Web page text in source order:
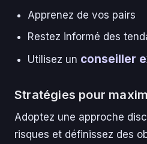
Apprenez de vos pairs
Restez informé des
Utilisez un conseiller
Stratégies pour
Adoptez une approche
risques et définissez des